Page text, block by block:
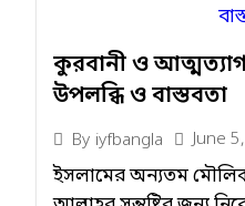
কুরবানী ও
উপলব্ধি ও বাস্তবতা
By iyfbangla June
ইসলামের অন্যতম